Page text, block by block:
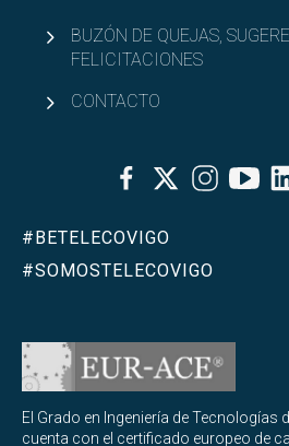
BUZÓN DE QUEJAS,
FELICITACIONES
CONTACTO
FacebookTwitterInstagramYoutube
#BETELECOVIGO
#SOMOSTELECOVIGO
El Grado en Ingeniería de Tecnologías
cuenta con el certificado europeo de